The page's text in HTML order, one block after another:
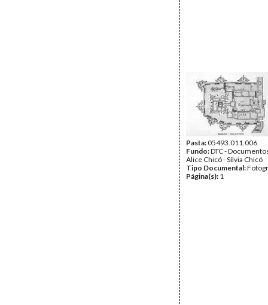
Pasta:05493.011.006
Fundo:DTC -
Alice Chicó - Sílvia Chicó
Tipo Documental:
Página(s): 1